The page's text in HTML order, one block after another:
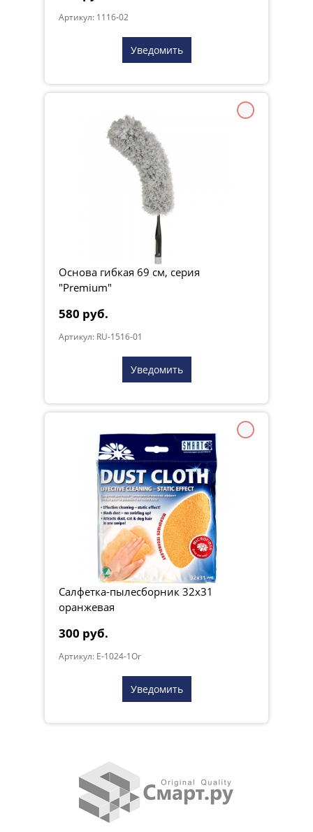
Артикул: 1116-02
Уведомить
Основа гибкая 69 см, серия
"Premium"
580 руб.
Артикул: RU-1516-01
Уведомить
Салфетка-пылесборник 32х31
оранжевая
300 руб.
Артикул: E-1024-1Or
Уведомить